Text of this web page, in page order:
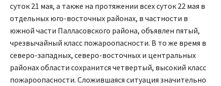
суток 21 мая, а также на протяжении всех суток 22 мая в
отдельных юго-восточных районах, в частности в
южной части Палласовского района, объявлен пятый,
чрезвычайный класс пожароопасности. В то же время в
северо-западных, северо-восточных и центральных
районах области сохранится четвертый, высокий класс
пожароопасности. Сложившаяся ситуация значительно